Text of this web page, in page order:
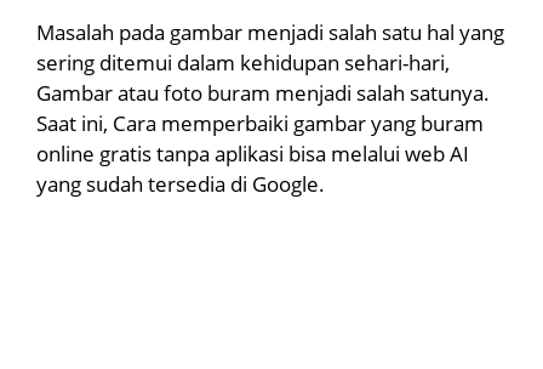
Masalah pada gambar menjadi salah satu hal yang
sering ditemui dalam kehidupan sehari-hari,
Gambar atau foto buram menjadi salah satunya.
Saat ini, Cara memperbaiki gambar yang buram
online gratis tanpa aplikasi bisa melalui web AI
yang sudah tersedia di Google.